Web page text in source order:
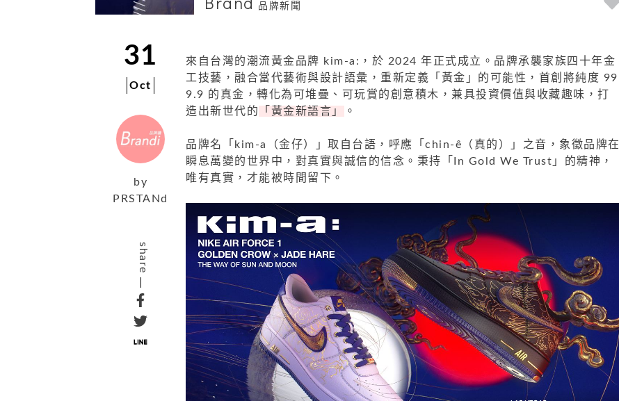
品牌新聞
31
Oct
by
PRSTANd
share
來自台灣的潮流黃金品牌 kim-a:，於 2024 年正式成立。品牌承襲家族四十年金
工技藝，融合當代藝術與設計語彙，重新定義「黃金」的可能性，首創將純度 99
9.9 的真金，轉化為可堆疊、可玩賞的創意積木，兼具投資價值與收藏趣味，打
造出新世代的
「黃金新語言」 。
品牌名「kim-a（金仔）」取自台語，呼應「chin-ê（真的）」之音，象徵品牌在
瞬息萬變的世界中，對真實與誠信的信念。秉持「In Gold We Trust」的精神，
唯有真實，才能被時間留下。